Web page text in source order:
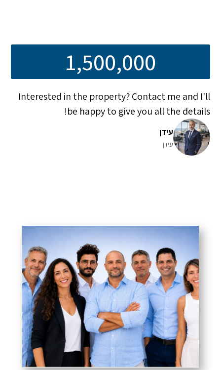
1,500,000
Interested in the property? Contact me and I'll
be happy to give you all the details!
עידן
עידן